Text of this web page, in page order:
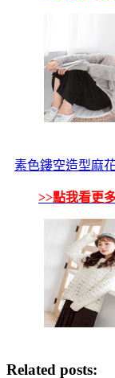
素色鏤空造型麻
>>點我看更
Related posts: